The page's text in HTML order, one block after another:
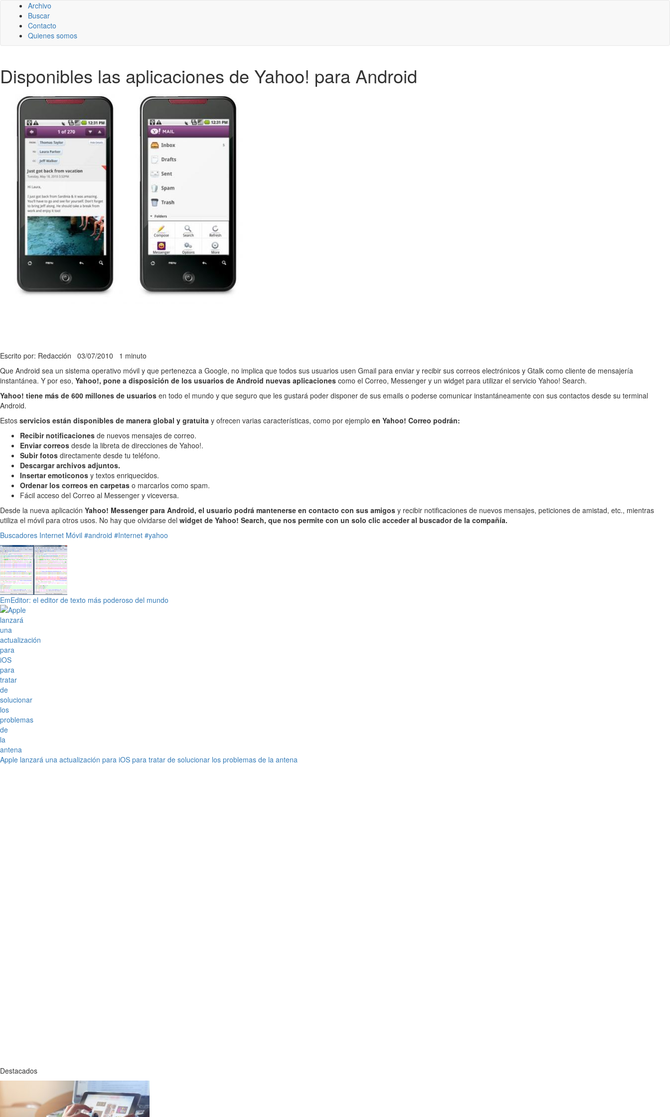
Archivo
Buscar
Contacto
Quienes somos
Disponibles las aplicaciones de Yahoo! para Android
Escrito por: Redacción 03/07/2010 1 minuto
Que Android sea un sistema operativo móvil y que pertenezca a Google, no implica que todos sus usuarios usen Gmail para enviar y recibir sus correos electrónicos y Gtalk como cliente de mensajería
instantánea. Y por eso, Yahoo!, pone a disposición de los usuarios de Android nuevas aplicaciones como el Correo, Messenger y un widget para utilizar el servicio Yahoo! Search.
Yahoo! tiene más de 600 millones de usuarios en todo el mundo y que seguro que les gustará poder disponer de sus emails o poderse comunicar instantáneamente con sus contactos desde su terminal
Android.
Estos servicios están disponibles de manera global y gratuita y ofrecen varias características, como por ejemplo en Yahoo! Correo podrán:
Recibir notificaciones de nuevos mensajes de correo.
Enviar correos desde la libreta de direcciones de Yahoo!.
Subir fotos directamente desde tu teléfono.
Descargar archivos adjuntos.
Insertar emoticonos y textos enriquecidos.
Ordenar los correos en carpetas o marcarlos como spam.
Fácil acceso del Correo al Messenger y viceversa.
Desde la nueva aplicación Yahoo! Messenger para Android, el usuario podrá mantenerse en contacto con sus amigos y recibir notificaciones de nuevos mensajes, peticiones de amistad, etc., mientras
utiliza el móvil para otros usos. No hay que olvidarse del widget de Yahoo! Search, que nos permite con un solo clic acceder al buscador de la compañía.
Buscadores Internet Móvil #android #Internet #yahoo
EmEditor: el editor de texto más poderoso del mundo
Apple lanzará una actualización para iOS para tratar de solucionar los problemas de la antena
Destacados